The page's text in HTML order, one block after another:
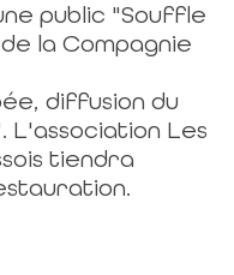
public "Souffle
la Compagnie
diffusion du
L'association Les
tiendra